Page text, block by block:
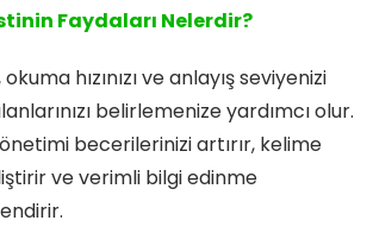
Faydaları Nelerdir?
hızınızı ve anlayış seviyenizi
belirlemenize yardımcı olur.
becerilerinizi artırır, kelime
ve verimli bilgi edinme